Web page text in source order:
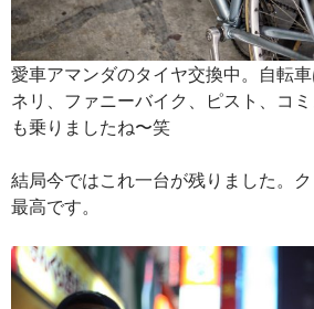
愛車アマンダのタイヤ交換中。自転
ネリ、ファニーバイク、ピスト、コ
も乗りましたね〜笑
結局今ではこれ一台が残りました。
最高です。